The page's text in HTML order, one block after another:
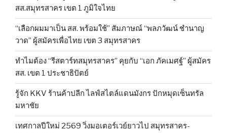
สส.สมุทรสาคร เขต 1 ภูมิใจไทย
“เลือกผมมาเป็น สส. พร้อมใช้” สัมภาษณ์ “พลภวัฒน์ ชำนาญ
วาด” ผู้สมัครเพื่อไทย เขต 3 สมุทรสาคร
ทำไมต้อง “รีสตาร์ทสมุทรสาคร” คุยกับ “เอก ภัคเมศฐ์” ผู้สมัคร
สส. เขต 1 ประชาธิปัตย์
รู้จัก KKV ร้านค้าปลีก ไลฟ์สไตล์แดนมังกร ปักหมุดเซ็นทรัล
มหาชัย
เทศกาลปีใหม่ 2569 วิ่งมอเตอร์เวย์ยาวไป สมุทรสาคร-